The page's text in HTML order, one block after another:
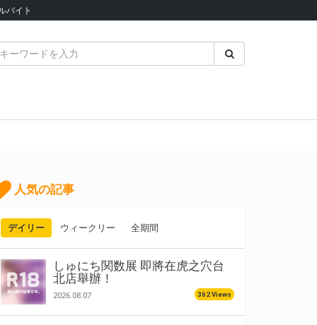
バイト
人気の記事
デイリー ウィークリー 全期間
しゅにち関数展 即將在虎之穴台
北店舉辦！
2026.08.07 362 Views